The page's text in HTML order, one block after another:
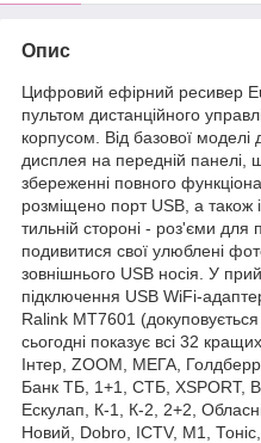
Опис
Цифровий ефірний ресивер
пультом дистанційного
корпусом. Від базової моделі
дисплея на передній панелі,
збереженні повного
розміщено порт USB, а також
тильній стороні - роз'єми
подивитися свої улюблені
зовнішнього USB носія. У
підключення USB WiFi-
Ralink MT7601
сьогодні показує всі 32
Інтер, ZOOM, МЕГА,
Банк ТБ, 1+1, СТБ, ХSPORT,
Ескулап, К-1, К-2, 2+2,
Новий, Dobro, ICTV, М1,